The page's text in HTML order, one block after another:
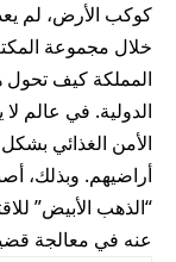
كوكب الأرض، لم
المملكة كيف تحول
الدولية. في عالم
الأمن الغذائي
أراضيهم. وبذلك،
“الذهب الأبيض”
عنه في معالجة